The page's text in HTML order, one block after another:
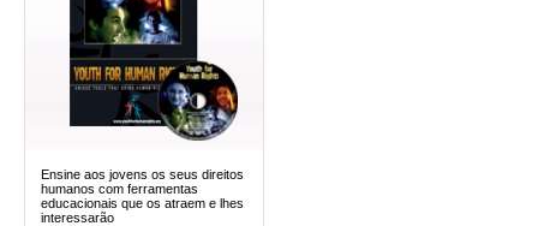
Ensine aos jovens os seus direitos
humanos com ferramentas
educacionais que os atraem e lhes
interessarão